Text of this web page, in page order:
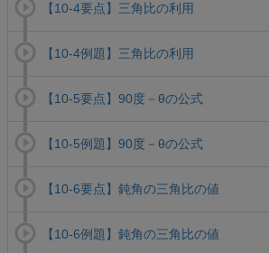
【10-4要点】三角比の利用
【10-4例題】三角比の利用
【10-5要点】90度－θの公式
【10-5例題】90度－θの公式
【10-6要点】鈍角の三角比の値
【10-6例題】鈍角の三角比の値